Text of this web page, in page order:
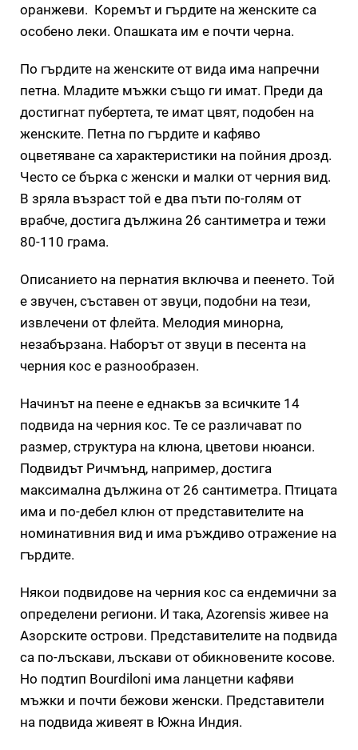
оранжеви. Коремът и гърдите на женските са
особено леки. Опашката им е почти черна.
По гърдите на женските от вида има напречни
петна. Младите мъжки също ги имат. Преди да
достигнат пубертета, те имат цвят, подобен на
женските. Петна по гърдите и кафяво
оцветяване са характеристики на пойния дрозд.
Често се бърка с женски и малки от черния вид.
В зряла възраст той е два пъти по-голям от
врабче, достига дължина 26 сантиметра и тежи
80-110 грама.
Описанието на пернатия включва и пеенето. Той
е звучен, съставен от звуци, подобни на тези,
извлечени от флейта. Мелодия минорна,
незабързана. Наборът от звуци в песента на
черния кос е разнообразен.
Начинът на пеене е еднакъв за всичките 14
подвида на черния кос. Те се различават по
размер, структура на клюна, цветови нюанси.
Подвидът Ричмънд, например, достига
максимална дължина от 26 сантиметра. Птицата
има и по-дебел клюн от представителите на
номинативния вид и има ръждиво отражение на
гърдите.
Някои подвидове на черния кос са ендемични за
определени региони. И така, Azorensis живее на
Азорските острови. Представителите на подвида
са по-лъскави, лъскави от обикновените косове.
Но подтип Bourdiloni има ланцетни кафяви
мъжки и почти бежови женски. Представители
на подвида живеят в Южна Индия.